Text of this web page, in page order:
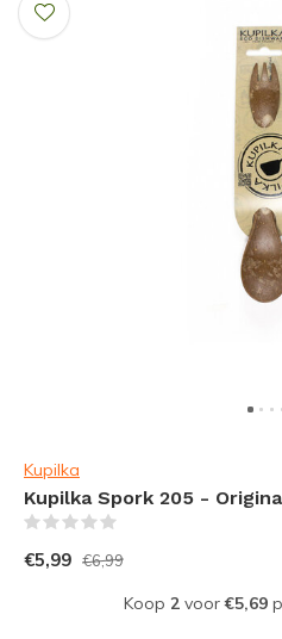
Kupilka
Kupilka Spork 205 -
€5,99 €6,99
Koop 2 voor€5,69